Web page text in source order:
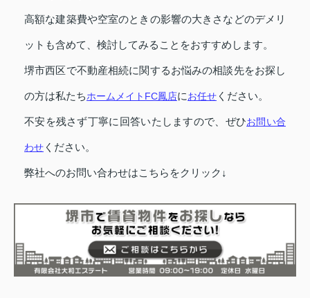
高額な建築費や空室のときの影響の大きさなどのデメリ
ットも含めて、検討してみることをおすすめします。
堺市西区で不動産相続に関するお悩みの相談先をお探し
の方は私たちホームメイトFC鳳店にお任せ ください。
不安を残さず丁寧に回答いたしますので、ぜひお問い合
わせ ください。
弊社へのお問い合わせはこちらをクリック↓